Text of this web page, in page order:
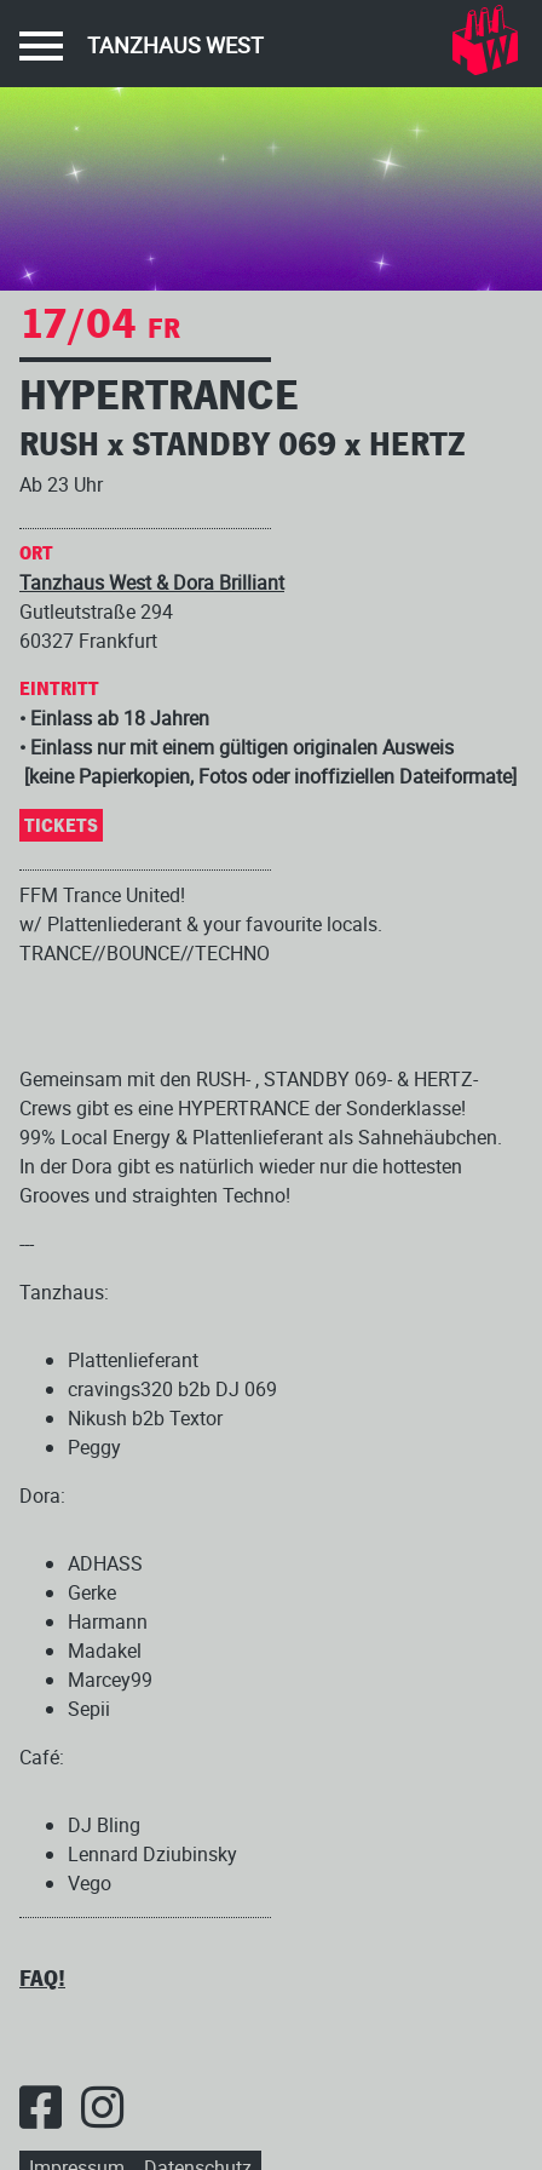
TANZHAUS WEST
17/04 FR
HYPERTRANCE
RUSH x STANDBY 069 x HERTZ
Ab 23 Uhr
ORT
Tanzhaus West & Dora Brilliant
Gutleutstraße 294
60327 Frankfurt
EINTRITT
• Einlass ab 18 Jahren
• Einlass nur mit einem gültigen originalen Ausweis
[keine Papierkopien, Fotos oder inoffiziellen Dateiformate]
TICKETS
FFM Trance United!
w/ Plattenliederant & your favourite locals.
TRANCE//BOUNCE//TECHNO
Gemeinsam mit den RUSH- , STANDBY 069- & HERTZ-
Crews gibt es eine HYPERTRANCE der Sonderklasse!
99% Local Energy & Plattenlieferant als Sahnehäubchen.
In der Dora gibt es natürlich wieder nur die hottesten
Grooves und straighten Techno!
---
Tanzhaus:
Plattenlieferant
cravings320 b2b DJ 069
Nikush b2b Textor
Peggy
Dora:
ADHASS
Gerke
Harmann
Madakel
Marcey99
Sepii
Café:
DJ Bling
Lennard Dziubinsky
Vego
FAQ!